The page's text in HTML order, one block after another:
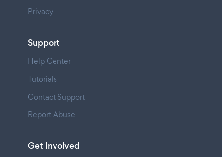
Privacy
Support
Help Center
Tutorials
Contact Support
Report Abuse
Get Involved